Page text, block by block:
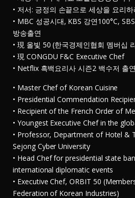
• 저서: 긍정의 손끝으로 세상을 요리
• MBC 성공시대, KBS 강연100°C,
방송출연
• 現 올빛 50 (한국경제인협회 멤버십
• 現 CONGDU F&C Executive Chef
• Netflix 흑백요리사 시즌2 백수저 출연
• Master Chef of Korean Cuisine
• Presidential Commendation
• Recipient of the French Order of
• Youngest Executive Chef in the
• Professor, Department of Hotel &
Sejong Cyber University
• Head Chef for presidential state
international diplomatic events
• Executive Chef, ORBIT 50
Federation of Korean Industries)